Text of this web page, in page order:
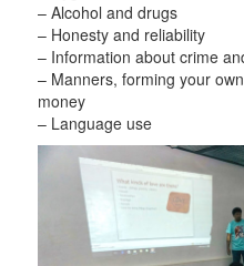
– Alcohol and drugs
– Honesty and reliability
– Information about crime
– Manners, forming your
money
– Language use